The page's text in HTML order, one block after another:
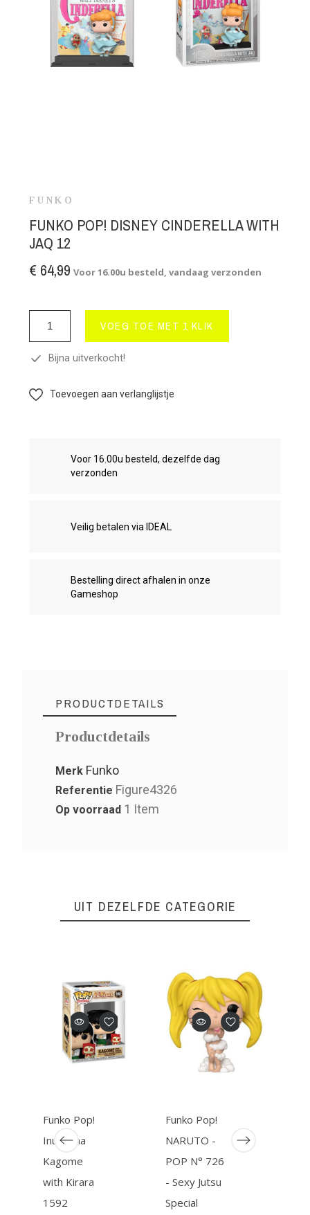
FUNKO
FUNKO POP! DISNEY CINDERELLA WITH
JAQ 12
€ 64,99 Voor 16.00u besteld, vandaag verzonden
VOEG TOE MET 1 KLIK
Bijna uitverkocht!
Toevoegen aan verlanglijstje
Voor 16.00u besteld, dezelfde dag
verzonden
Veilig betalen via IDEAL
Bestelling direct afhalen in onze
Gameshop
PRODUCTDETAILS
Productdetails
Merk Funko
Referentie Figure4326
Op voorraad 1 Item
UIT DEZELFDE CATEGORIE
Funko Pop!
InuYasha
Kagome
with Kirara
1592
Funko Pop!
NARUTO -
POP N° 726
- Sexy Jutsu
Special